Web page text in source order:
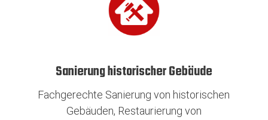
Sanierung historischer Gebäude
Fachgerechte Sanierung von historischen
Gebäuden, Restaurierung von